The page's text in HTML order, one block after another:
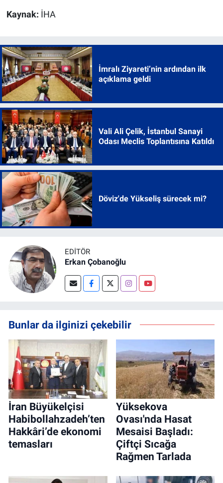
Kaynak: İHA
İmralı Ziyareti’nin ardından ilk
açıklama geldi
Vali Ali Çelik, İstanbul Sanayi
Odası Meclis Toplantısına Katıldı
Döviz'de Yükseliş sürecek mi?
EDITÖR
Erkan Çobanoğlu
Bunlar da ilginizi çekebilir
İran Büyükelçisi
Habibollahzadeh’ten
Hakkâri’de ekonomi
temasları
Yüksekova
Ovası'nda Hasat
Mesaisi Başladı:
Çiftçi Sıcağa
Rağmen Tarlada